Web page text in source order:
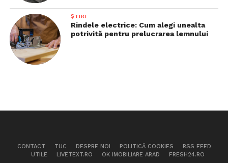
ȘTIRI
Rindele electrice: Cum alegi unealta
potrivită pentru prelucrarea lemnului
CONTACT TUC DESPRE NOI POLITICĂ COOKIES
RSS FEED
UTILE
LIVETEXT.RO OK IMOBILIARE ARAD FRESH24.RO